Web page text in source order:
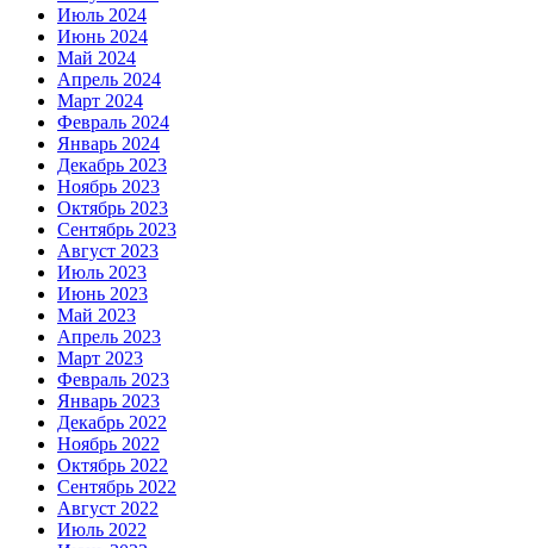
Июль 2024
Июнь 2024
Май 2024
Апрель 2024
Март 2024
Февраль 2024
Январь 2024
Декабрь 2023
Ноябрь 2023
Октябрь 2023
Сентябрь 2023
Август 2023
Июль 2023
Июнь 2023
Май 2023
Апрель 2023
Март 2023
Февраль 2023
Январь 2023
Декабрь 2022
Ноябрь 2022
Октябрь 2022
Сентябрь 2022
Август 2022
Июль 2022